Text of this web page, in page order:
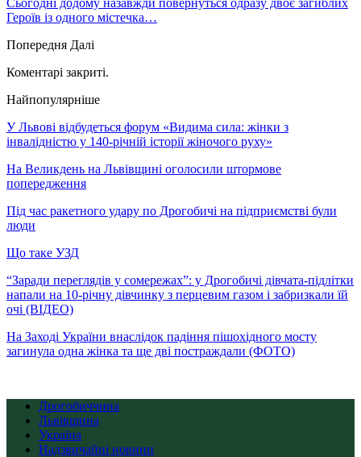
Героїв із одного містечка…
Попередня Далі
Коментарі закриті.
Найпопулярніше
У Львові відбудеться форум «Видима сила: жінки з
інвалідністю у 140-річній історії жіночого руху»
На Великдень на Львівщині оголосили штормове
попередження
Під час ракетного удару по Дрогобичі на підприємстві були
люди
Що таке УЗД
“Заради переглядів у сомережах”: у Дрогобичі дівчата-підлітки
напали на 10-річну дівчинку з перцевим газом і забризкали їй
очі (ВІДЕО)
На Заході України внаслідок падіння пішохідного мосту
загинула одна жінка та ще дві постраждали (ФОТО)
Дрогобиччина
Львівщина
Україна
Надзвичайні новини